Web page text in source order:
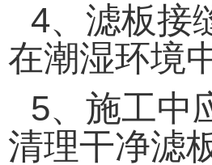
4、滤板接
在潮湿环境
5、施工中
清理干净滤